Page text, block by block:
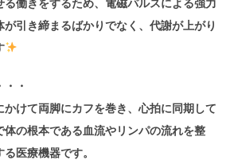
働きをするため、電磁パルスによる強力
引き締まるばかりでなく、代謝が上がり
・
けて両脚にカフを巻き、心拍に同期して
体の根本である血流やリンパの流れを整
医療機器です。